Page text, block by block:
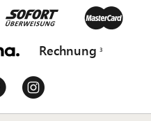
Rechnung